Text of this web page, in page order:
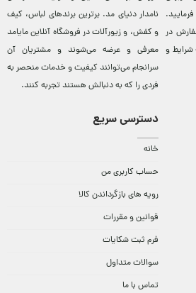
در
شرایط و
نامدار دنيای مد. برترين‌ برندهای لباس، کيف
و کفش، و زيورآلات در فروشگاه آنلاين مایامد
معرفی و عرضه می‌شوند و مشتريان آن
سرانجام می‌توانند کيفيت و خدمات منحصر به
فردی را که به دنبالش هستند تجربه کنند.
دسترسی سریع
خانه
حساب کاربری من
رویه های بازگرداندن کالا
قوانین و مقررات
فرم ثبت شکایات
سوالات متداول
تماس با ما